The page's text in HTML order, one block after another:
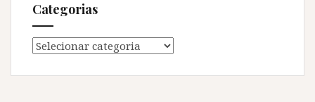
Categorias
Categorias